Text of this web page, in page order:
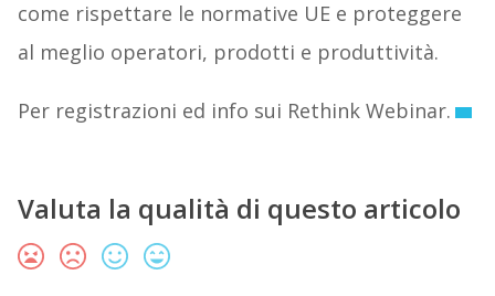
come rispettare le normative UE e proteggere
al meglio operatori, prodotti e produttività.
Per registrazioni ed info sui Rethink Webinar.
Valuta la qualità di questo articolo